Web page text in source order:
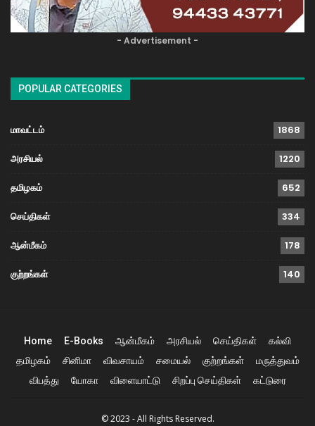
- Advertisement -
POPULAR CATEGORIES
மாவட்டம் 1868
அரசியல் 1220
தமிழகம் 652
செய்திகள் 334
ஆன்மீகம் 178
குற்றங்கள் 140
Home E-Books ஆன்மீகம் அரசியல் செய்திகள்
கல்வி
தமிழகம்
சினிமா விவசாயம் சமையல் குற்றங்கள்
மருத்துவம்
விபத்து
யோகா விளையாட்டு சிறப்பு செய்திகள் கட்டுரை
© 2023 - All Rights Reserved.